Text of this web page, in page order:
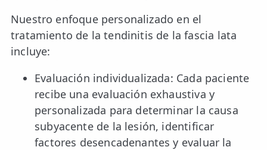
Nuestro enfoque personalizado en el
tratamiento de la tendinitis de la fascia lata
incluye:
Evaluación individualizada: Cada paciente
recibe una evaluación exhaustiva y
personalizada para determinar la causa
subyacente de la lesión, identificar
factores desencadenantes y evaluar la